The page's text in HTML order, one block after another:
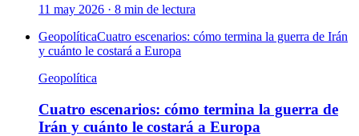
11 may 2026 · 8 min de lectura
GeopolíticaCuatro escenarios: cómo termina la guerra de Irán
y cuánto le costará a Europa
Geopolítica
Cuatro escenarios: cómo termina la guerra de
Irán y cuánto le costará a Europa